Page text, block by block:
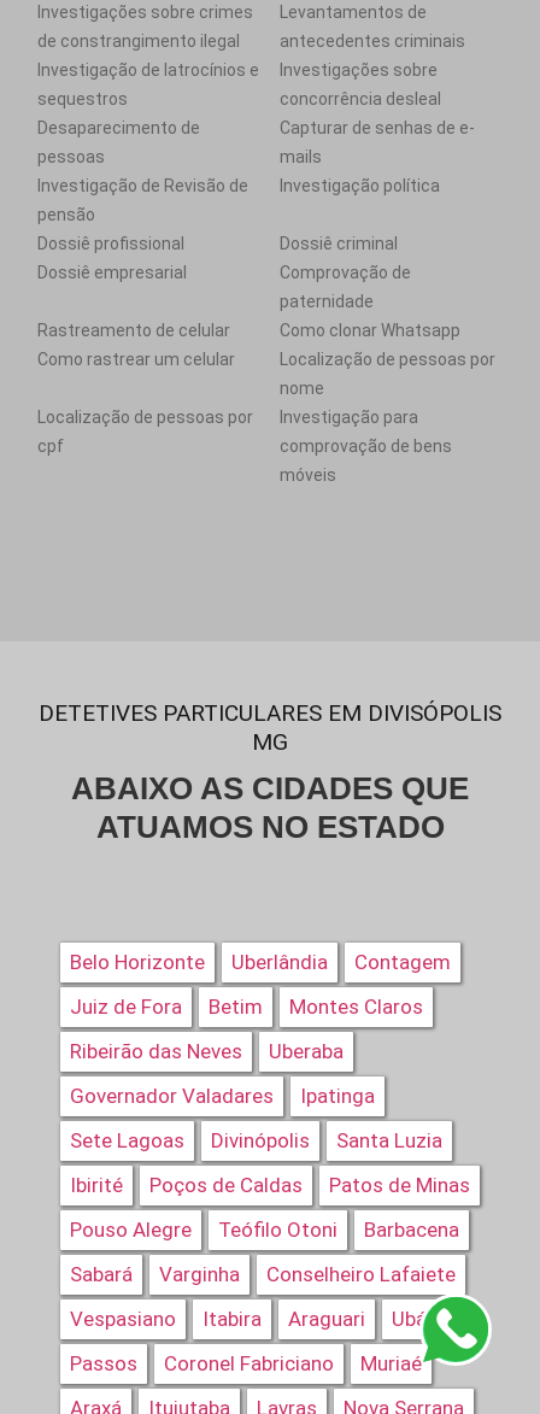
Investigações sobre crimes
de constrangimento ilegal
Levantamentos de
antecedentes criminais
Investigação de latrocínios e
sequestros
Investigações sobre
concorrência desleal
Desaparecimento de
pessoas
Capturar de senhas de e-
mails
Investigação de Revisão de
pensão
Investigação política
Dossiê profissional
Dossiê criminal
Dossiê empresarial
Comprovação de
paternidade
Rastreamento de celular
Como clonar Whatsapp
Como rastrear um celular
Localização de pessoas por
nome
Localização de pessoas por
cpf
Investigação para
comprovação de bens
móveis
DETETIVES PARTICULARES EM DIVISÓPOLIS
MG
ABAIXO AS CIDADES QUE
ATUAMOS NO ESTADO
Belo Horizonte Uberlândia
Contagem
Juiz de Fora
Betim
Montes Claros
Ribeirão das Neves
Uberaba
Governador Valadares
Ipatinga
Sete Lagoas
Divinópolis
Santa Luzia
Ibirité
Poços de Caldas
Patos de Minas
Pouso Alegre
Teófilo Otoni
Barbacena
Sabará
Varginha
Conselheiro Lafaiete
Vespasiano
Itabira Araguari
Ubá
Passos
Coronel Fabriciano
Muriaé
Araxá
Ituiutaba Lavras Nova Serrana